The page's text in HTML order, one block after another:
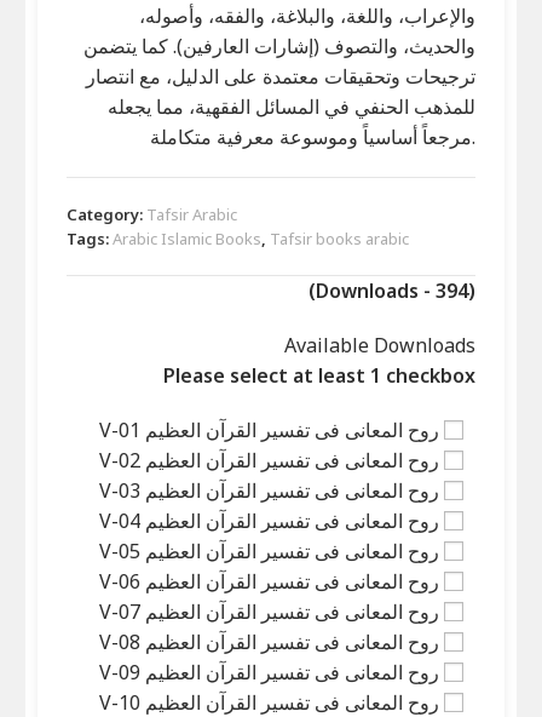
والإعراب، واللغة، والبلاغة، والفقه، وأصوله،
والحديث، والتصوف (إشارات العارفين). كما يتضمن
ترجيحات وتحقيقات معتمدة على الدليل، مع انتصار
للمذهب الحنفي في المسائل الفقهية، مما يجعله
مرجعاً أساسياً وموسوعة معرفية متكاملة.
Category: Tafsir Arabic
Tags:Arabic Islamic Books, Tafsir books arabic
(Downloads - 394)
Available Downloads
Please select at least 1 checkbox
روح المعانی فی تفسیر القرآن العظیم V-01
روح المعانی فی تفسیر القرآن العظیم V-02
روح المعانی فی تفسیر القرآن العظیم V-03
روح المعانی فی تفسیر القرآن العظیم V-04
روح المعانی فی تفسیر القرآن العظیم V-05
روح المعانی فی تفسیر القرآن العظیم V-06
روح المعانی فی تفسیر القرآن العظیم V-07
روح المعانی فی تفسیر القرآن العظیم V-08
روح المعانی فی تفسیر القرآن العظیم V-09
روح المعانی فی تفسیر القرآن العظیم V-10